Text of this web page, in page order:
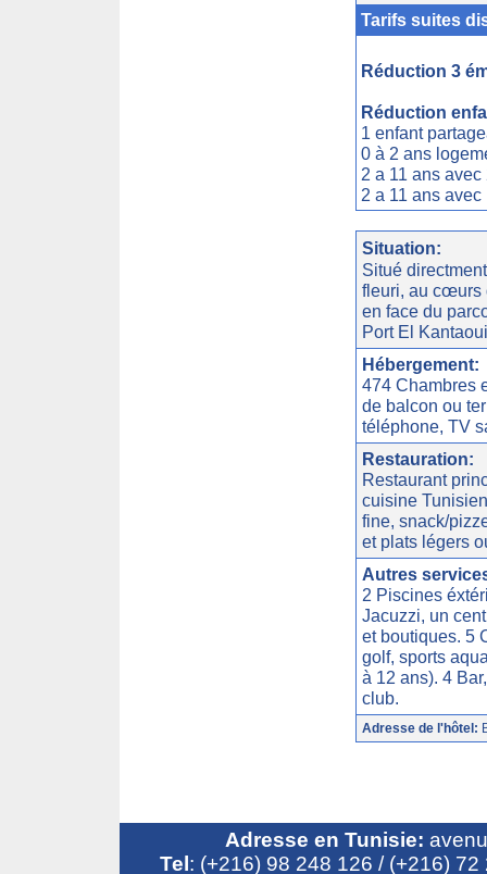
Tarifs suites
Réduction 3
Réduction
1 enfant
0 à 2 ans
2 a 11 ans
2 a 11 ans
Situation:
Situé
fleuri, au cœurs
en face du
Port El
Hébergement:
474 Chambres
de balcon ou
téléphone, TV
Restauration:
Restaurant
cuisine
fine, snack/
et plats légers
Autres
2 Piscines
Jacuzzi, un
et boutiques. 5
golf, sports
à 12 ans). 4
club.
Adresse de l'hôtel:
Adresse en Tunisie:
Tel : (+216) 98 248 126 / (+216)